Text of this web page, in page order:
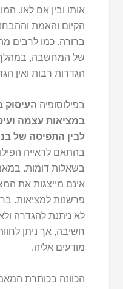
אותו ובין אם לאו.
הקיום והאמת
ברורה. כמו לרבים
של המחשבה, במהלך
הגדרות רבות ואין
בפילוסופיה העיסוק
במציאות עצמה
לבין התפיסה של
בהתאם לראייה
בשאלות דומות.
אינם מייצגות את
פרשנות למציאות.
לא ניתנת להגדרה
חשיבה, אך ניתן
מודעים אליה.
הכוונה בכותרת